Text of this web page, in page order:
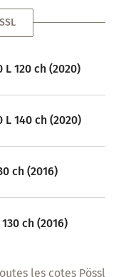
120 ch (2020)
140 ch (2020)
ch (2016)
ch (2016)
les cotes Pössl